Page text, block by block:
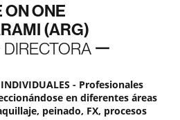
ON ONE
(ARG)
ー
INDIVIDUALES - Profesionales
en diferentes áreas
peinado, FX, procesos